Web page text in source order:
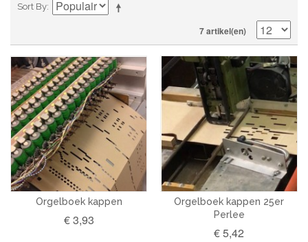
Sort By
7 artikel(en)
Orgelboek kappen
€ 3,93
Orgelboek kappen 25er
Perlee
€ 5,42